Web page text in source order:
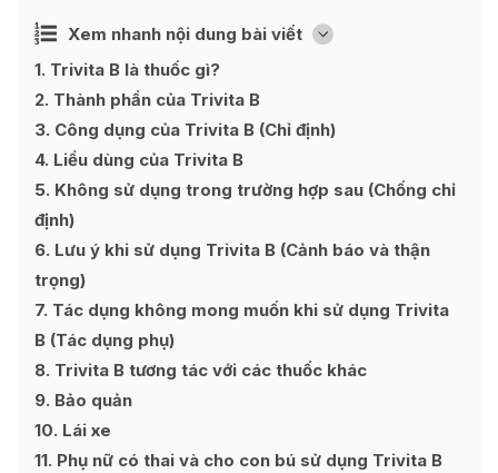
Xem nhanh nội dung bài viết [
Ẩn
1 Trivita B là thuốc gì?
2 Thành phần của Trivita B
3 Công dụng của Trivita B (Chỉ định)
4 Liều dùng của Trivita B
5 Không sử dụng trong trường hợp sau (Chống chỉ
định)
6 Lưu ý khi sử dụng Trivita B (Cảnh báo và thận
trọng)
7 Tác dụng không mong muốn khi sử dụng Trivita
B (Tác dụng phụ)
8 Trivita B tương tác với các thuốc khác
9 Bảo quản
10 Lái xe
11 Phụ nữ có thai và cho con bú sử dụng Trivita B